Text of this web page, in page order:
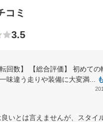
コミ
3.5
回数】 【総合評価】 初めての
味違う走りや装備に大変満...
良いとは言えませんが、スタイ